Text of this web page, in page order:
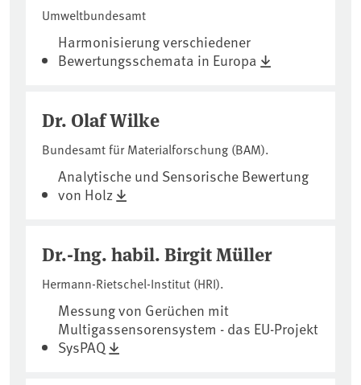
Umweltbundesamt
Harmonisierung verschiedener
Bewertungsschemata in Europa
Dr. Olaf Wilke
Bundesamt für Materialforschung (BAM).
Analytische und Sensorische Bewertung
von Holz
Dr.-Ing. habil. Birgit Müller
Hermann-Rietschel-Institut (HRI).
Messung von Gerüchen mit
Multigassensorensystem - das EU-Projekt
SysPAQ